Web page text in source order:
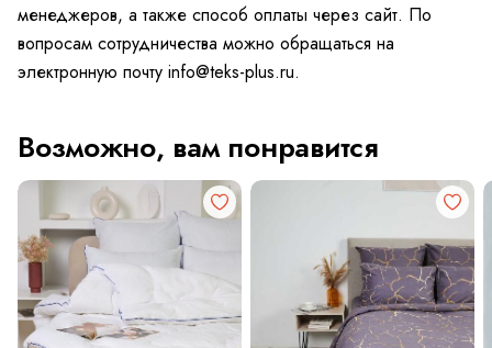
менеджеров, а также способ оплаты через сайт. По
вопросам сотрудничества можно обращаться на
электронную почту info@teks-plus.ru.
Возможно, вам понравится